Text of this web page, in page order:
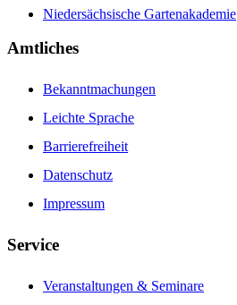
Niedersächsische Gartenakademie
Amtliches
Bekanntmachungen
Leichte Sprache
Barrierefreiheit
Datenschutz
Impressum
Service
Veranstaltungen & Seminare